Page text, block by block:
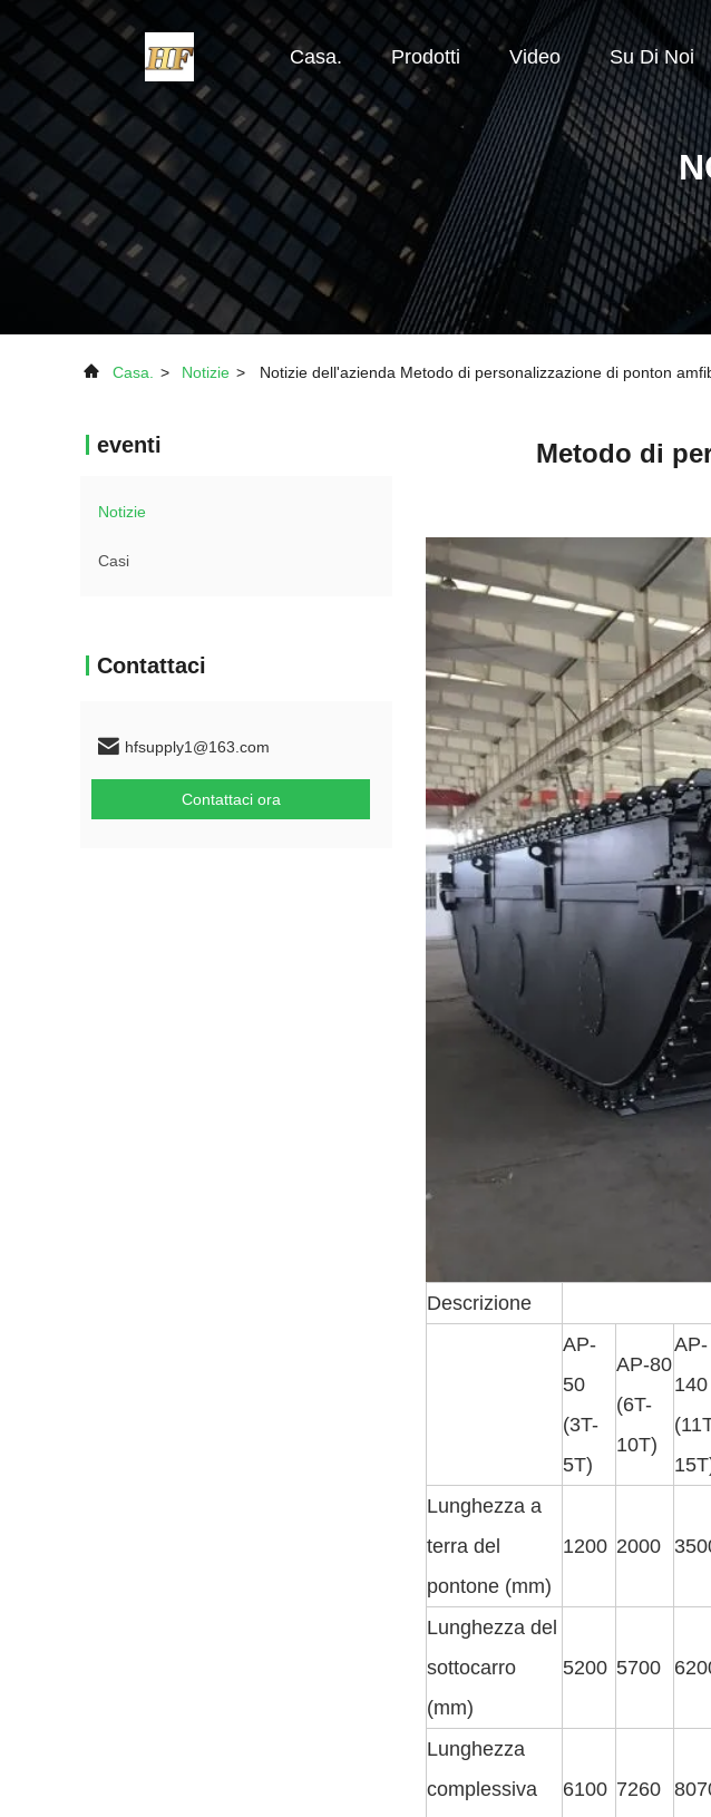
Casa. Prodotti Video Su Di Noi
Casa. > Notizie > Notizie dell'azienda Metodo di personalizzazione di ponton
eventi
Notizie
Casi
Contattaci
hfsupply1@163.com
Contattaci ora
Metodo di
Descrizione
AP-
50
(3T-
5T)
AP-80
(6T-
10T)
AP-
140
Lunghezza a
terra del
pontone (mm)
1200 2000
Lunghezza del
sottocarro
(mm)
5200 5700
Lunghezza
complessiva
6100 7260